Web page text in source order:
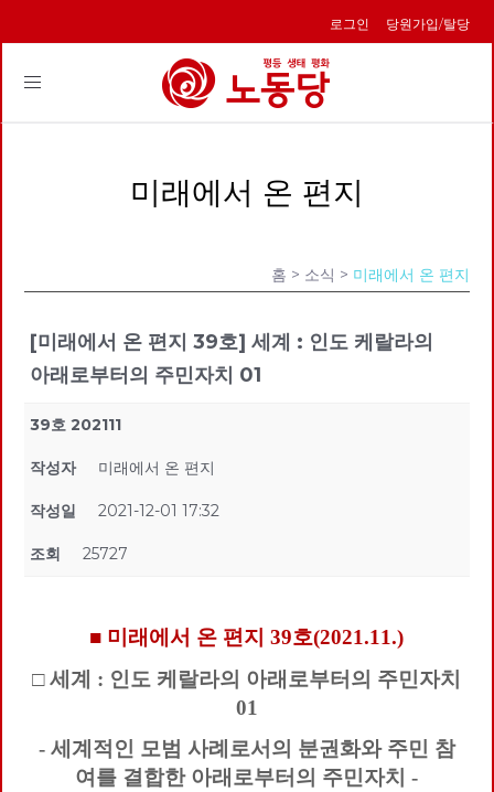
로그인 당원가입/탈당
Toggle
미래에서 온 편지
홈 > 소식 > 미래에서 온 편지
[미래에서 온 편지 39호] 세계 : 인도 케랄라의
아래로부터의 주민자치 01
39호 202111
작성자 미래에서 온 편지
작성일 2021-12-01 17:32
조회 25727
■ 미래에서 온 편지 39호(2021.11.)
□ 세계 : 인도 케랄라의 아래로부터의 주민자치
01
- 세계적인 모범 사례로서의 분권화와 주민 참
여를 결합한 아래로부터의 주민자치 -